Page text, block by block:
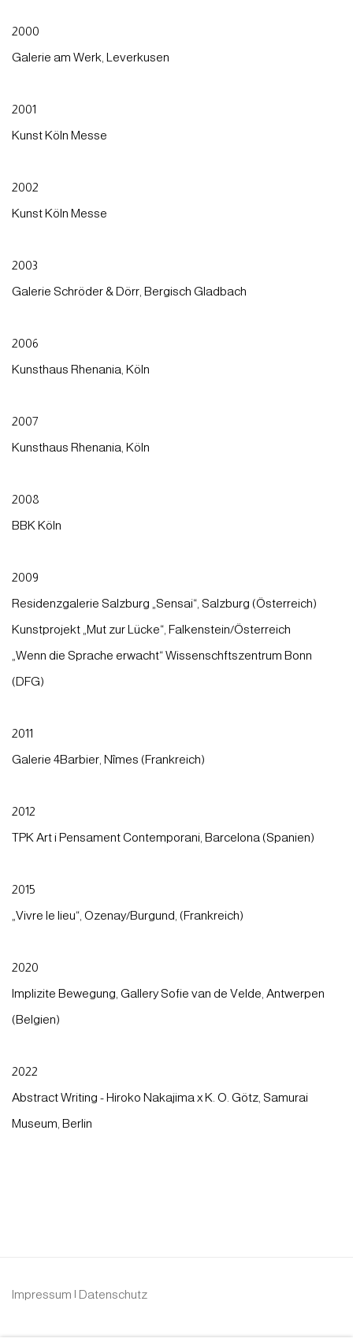
2000
Galerie am Werk, Leverkusen
2001
Kunst Köln Messe
2002
Kunst Köln Messe
2003
Galerie Schröder & Dörr, Bergisch Gladbach
2006
Kunsthaus Rhenania, Köln
2007
Kunsthaus Rhenania, Köln
2008
BBK Köln
2009
Residenzgalerie Salzburg „Sensai“, Salzburg (Österreich)
Kunstprojekt „Mut zur Lücke“, Falkenstein/Österreich
„Wenn die Sprache erwacht“ Wissenschftszentrum Bonn
(DFG)
2011
Galerie 4Barbier, Nîmes (Frankreich)
2012
TPK Art i Pensament Contemporani, Barcelona (Spanien)
2015
„Vivre le lieu“, Ozenay/Burgund, (Frankreich)
2020
Implizite Bewegung, Gallery Sofie van de Velde, Antwerpen
(Belgien)
2022
Abstract Writing - Hiroko Nakajima x K. O. Götz, Samurai
Museum, Berlin
Impressum | Datenschutz